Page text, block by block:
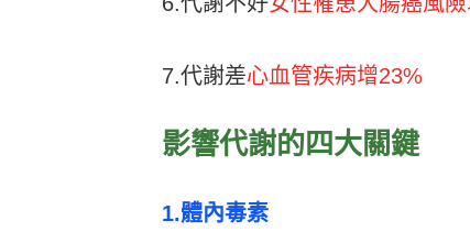
7.代謝差心血管疾病增23%
影響代謝的四大關鍵
1.體內毒素